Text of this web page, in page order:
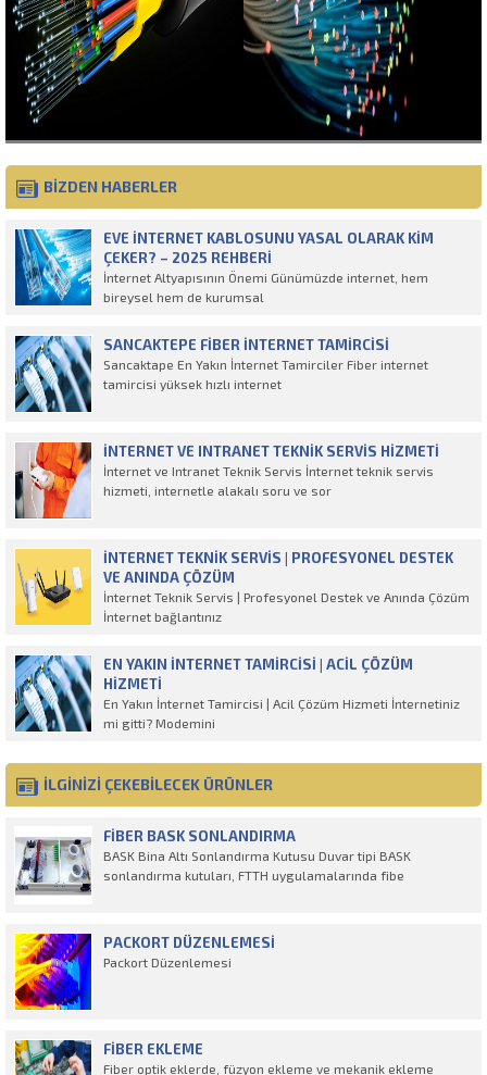
BİZDEN HABERLER
EVE İNTERNET KABLOSUNU YASAL OLARAK KIM
ÇEKER? – 2025 REHBERI
İnternet Altyapısının Önemi Günümüzde internet, hem
bireysel hem de kurumsal
SANCAKTEPE FIBER İNTERNET TAMIRCISI
Sancaktape En Yakın İnternet Tamirciler Fiber internet
tamircisi yüksek hızlı internet
İNTERNET VE INTRANET TEKNIK SERVIS HIZMETI
İnternet ve Intranet Teknik Servis İnternet teknik servis
hizmeti, internetle alakalı soru ve sor
İNTERNET TEKNIK SERVIS | PROFESYONEL DESTEK
VE ANINDA ÇÖZÜM
İnternet Teknik Servis | Profesyonel Destek ve Anında Çözüm
İnternet bağlantınız
EN YAKIN İNTERNET TAMIRCISI | ACIL ÇÖZÜM
HIZMETI
En Yakın İnternet Tamircisi | Acil Çözüm Hizmeti İnternetiniz
mi gitti? Modemini
İLGİNİZİ ÇEKEBİLECEK ÜRÜNLER
FIBER BASK SONLANDIRMA
BASK Bina Altı Sonlandırma Kutusu Duvar tipi BASK
sonlandırma kutuları, FTTH uygulamalarında fibe
PACKORT DÜZENLEMESI
Packort Düzenlemesi
FIBER EKLEME
Fiber optik eklerde, füzyon ekleme ve mekanik ekleme